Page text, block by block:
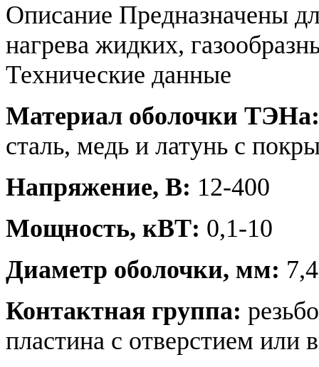
Описание Предназначены
нагрева жидких,
Технические данные
Материал оболочки ТЭНа:
сталь, медь и латунь с
Напряжение, В: 12-400
Мощность, кВТ: 0,1-10
Диаметр оболочки, мм:
Контактная группа:
пластина с отверстием или